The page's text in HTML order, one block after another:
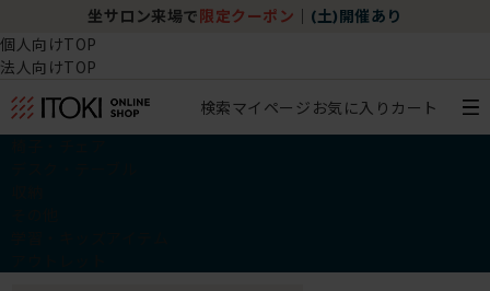
坐サロン来場で 限定クーポン (土)開催あり
個人向けTOP
法人向けTOP
検索マイページ お気に入り カート